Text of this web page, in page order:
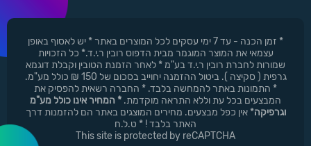
* זמן הכנה - עד 7 ימי עסקים לכל המוצרים באתר * יש לאסוף באופן
עצמאי את המוצר המוגמר מבית הדפוס רובין ר.י.ד.* כל הזכויות
שמורות לחברת רובין ר.י.ד בע"מ * לאחר הזמנת הטובין וקבלת דוגמא
גרפית ( סקיצה ). ביטול ההזמנה יחוייב בסכום של 150 ₪ כולל מע"מ.
* התמונות באתר להמחשה בלבד. * החברה רשאית להפסיק את
המבצעים בכל עת וללא התראה מוקדמת. * המחיר אינו כולל מע"מ
וגרפיקה* אין כפל מבצעים. מחירים המוצגים באתר הם להזמנות דרך
האתר בלבד ! * ט.ל.ח
This site is protected by reCAPTCHA